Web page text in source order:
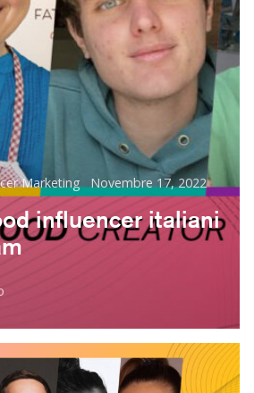
Marketing
Posted
on
Novembre 17, 2022
influencer italiani
migliori
food
influencer
italiani